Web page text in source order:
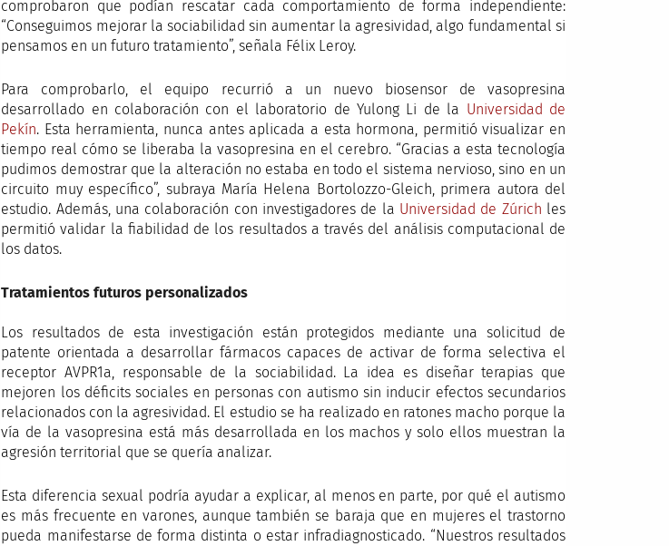
comprobaron que podían rescatar cada comportamiento de forma independiente:
“Conseguimos mejorar la sociabilidad sin aumentar la agresividad, algo fundamental si
pensamos en un futuro tratamiento”, señala Félix Leroy.
Para comprobarlo, el equipo recurrió a un nuevo biosensor de vasopresina
desarrollado en colaboración con el laboratorio de Yulong Li de la Universidad de
Pekín. Esta herramienta, nunca antes aplicada a esta hormona, permitió visualizar en
tiempo real cómo se liberaba la vasopresina en el cerebro. “Gracias a esta tecnología
pudimos demostrar que la alteración no estaba en todo el sistema nervioso, sino en un
circuito muy específico”, subraya María Helena Bortolozzo-Gleich, primera autora del
estudio. Además, una colaboración con investigadores de la Universidad de Zúrich les
permitió validar la fiabilidad de los resultados a través del análisis computacional de
los datos.
Tratamientos futuros personalizados
Los resultados de esta investigación están protegidos mediante una solicitud de
patente orientada a desarrollar fármacos capaces de activar de forma selectiva el
receptor AVPR1a, responsable de la sociabilidad. La idea es diseñar terapias que
mejoren los déficits sociales en personas con autismo sin inducir efectos secundarios
relacionados con la agresividad. El estudio se ha realizado en ratones macho porque la
vía de la vasopresina está más desarrollada en los machos y solo ellos muestran la
agresión territorial que se quería analizar.
Esta diferencia sexual podría ayudar a explicar, al menos en parte, por qué el autismo
es más frecuente en varones, aunque también se baraja que en mujeres el trastorno
pueda manifestarse de forma distinta o estar infradiagnosticado. “Nuestros resultados